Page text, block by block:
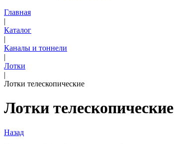
Главная
|
Каталог
|
Каналы и тоннели
|
Лотки
|
Лотки телескопические
Лотки телескопические
Назад